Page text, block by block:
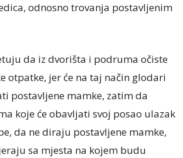
odnosno trovanja postavljenim
da iz dvorišta i podruma očiste
otpatke, jer će na taj način glodari
postavljene mamke, zatim da
koje će obavljati svoj posao ulazak
da ne diraju postavljene mamke,
sa mjesta na kojem budu